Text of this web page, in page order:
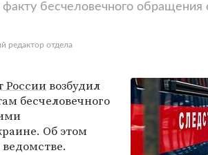
бесчеловечного обращения
редактор отдела
Россиивозбудил
бесчеловечного
Об этом